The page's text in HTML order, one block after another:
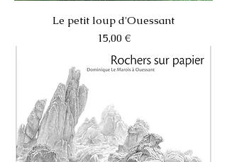
Le petit loup d'Ouessant
Prix
15,00 €